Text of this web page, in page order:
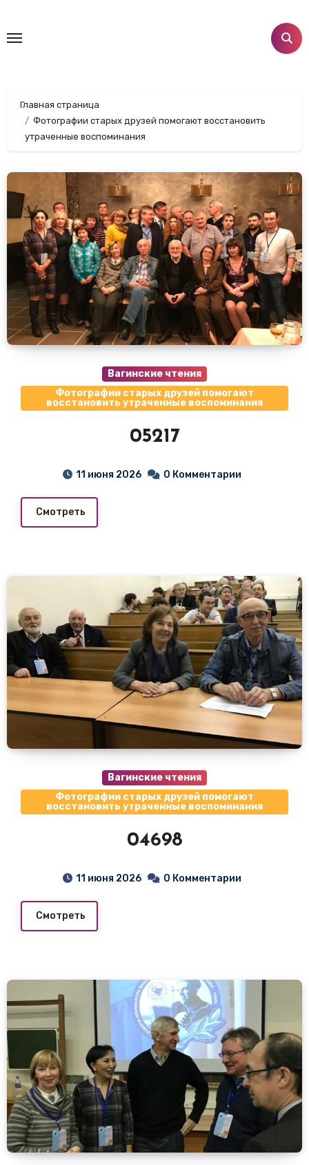
содержанию
Главная страница
Фотографии старых друзей помогают восстановить
утраченные воспоминания
Вагинские чтения
Фотографии старых друзей помогают
восстановить утраченные воспоминания
05217
11 июня 2026 0 Комментарии
Смотреть
Вагинские чтения
Фотографии старых друзей помогают
восстановить утраченные воспоминания
04698
11 июня 2026 0 Комментарии
Смотреть